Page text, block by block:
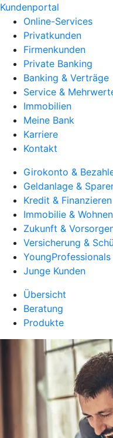
Kundenportal
Online-Services
Privatkunden
Firmenkunden
Private Banking
Banking & Verträge
Service &
Immobilien
Meine Bank
Karriere
Kontakt
Girokonto &
Geldanlage &
Kredit & Finanzieren
Immobilie & Wohnen
Zukunft &
Versicherung &
YoungProfessionals
Junge Kunden
Übersicht
Beratung
Produkte